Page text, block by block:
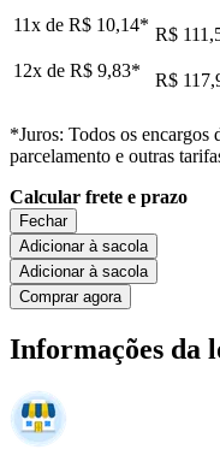
11x de R$ 10,14* R$
12x de R$ 9,83* R$
*Juros: Todos os encargos
parcelamento e outras
Calcular frete e prazo
Fechar
Adicionar à sacola
Adicionar à sacola
Comprar agora
Informações da